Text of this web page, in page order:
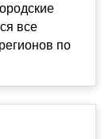
все
по